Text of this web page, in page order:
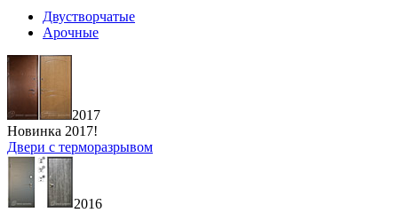
Двустворчатые
Арочные
2017
Новинка 2017!
Двери с терморазрывом
2016